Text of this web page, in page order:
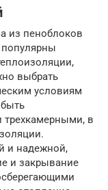
из пеноблоков
выбрать
условиям
в
и надежной,
и закрывание